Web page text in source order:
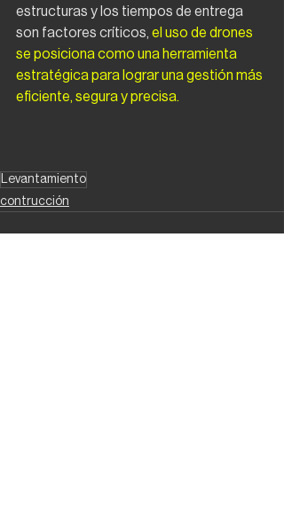
estructuras y los tiempos de entrega
son factores críticos, el uso de drones
se posiciona como una herramienta
estratégica para lograr una gestión más
eficiente, segura y precisa.
Levantamiento
contrucción